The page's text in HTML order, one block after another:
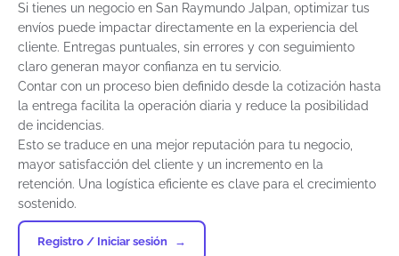
Si tienes un negocio en San Raymundo Jalpan, optimizar tus
envíos puede impactar directamente en la experiencia del
cliente. Entregas puntuales, sin errores y con seguimiento
claro generan mayor confianza en tu servicio.
Contar con un proceso bien definido desde la cotización hasta
la entrega facilita la operación diaria y reduce la posibilidad
de incidencias.
Esto se traduce en una mejor reputación para tu negocio,
mayor satisfacción del cliente y un incremento en la
retención. Una logística eficiente es clave para el crecimiento
sostenido.
Registro / Iniciar sesión